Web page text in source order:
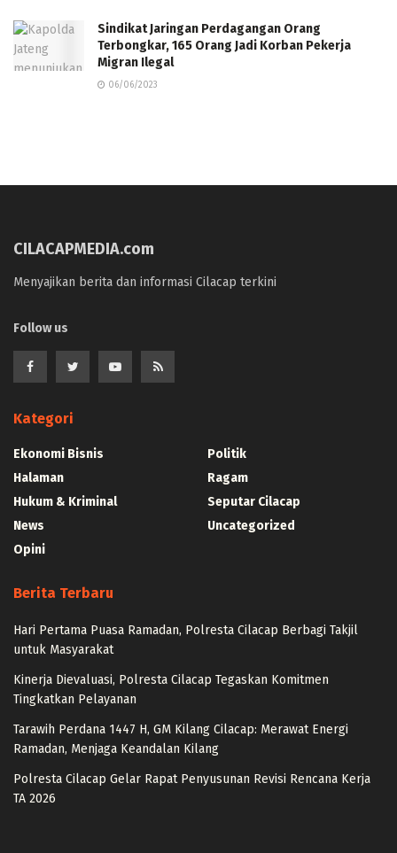
Sindikat Jaringan Perdagangan Orang
Terbongkar, 165 Orang Jadi Korban Pekerja
Migran Ilegal
06/06/2023
CILACAPMEDIA.com
Menyajikan berita dan informasi Cilacap terkini
Follow us
Kategori
Ekonomi Bisnis
Halaman
Hukum & Kriminal
News
Opini
Politik
Ragam
Seputar Cilacap
Uncategorized
Berita Terbaru
Hari Pertama Puasa Ramadan, Polresta Cilacap Berbagi Takjil
untuk Masyarakat
Kinerja Dievaluasi, Polresta Cilacap Tegaskan Komitmen
Tingkatkan Pelayanan
Tarawih Perdana 1447 H, GM Kilang Cilacap: Merawat Energi
Ramadan, Menjaga Keandalan Kilang
Polresta Cilacap Gelar Rapat Penyusunan Revisi Rencana Kerja
TA 2026